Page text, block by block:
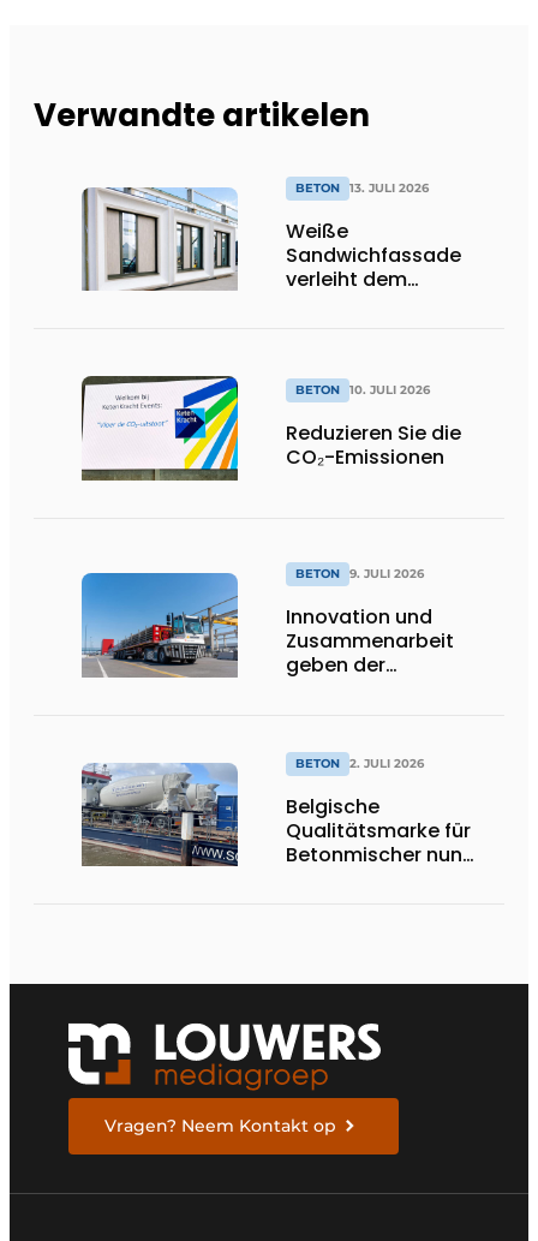
Verwandte artikelen
BETON 13. JULI 2026
Weiße
Sandwichfassade
verleiht dem
Erscheinungsbild
BETON 10. JULI 2026
Reduzieren Sie die
CO₂-Emissionen
BETON 9. JULI 2026
Innovation und
Zusammenarbeit
geben der
BETON 2. JULI 2026
Belgische
Qualitätsmarke für
Betonmischer nun
Vragen? Neem Kontakt op